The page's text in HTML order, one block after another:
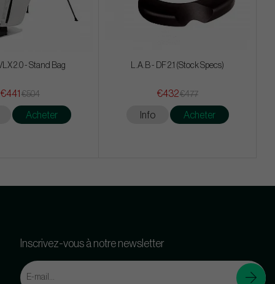
2.0 - Stand Bag
€441 €504
Acheter
L.A.B - DF 2.1 (Stock Specs)
€432€477
Info Acheter
Inscrivez-vous à notre newsletter